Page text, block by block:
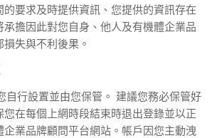
要求及時提供資訊、您提供的資訊存在
承擔因此對您自身、他人及有機體企業品
失與不利後果。
自行設置並由您保管。 建議您務必保管好
在每個上網時段結束時退出登錄並以正
業品牌顧問平台網站。帳戶因您主動洩